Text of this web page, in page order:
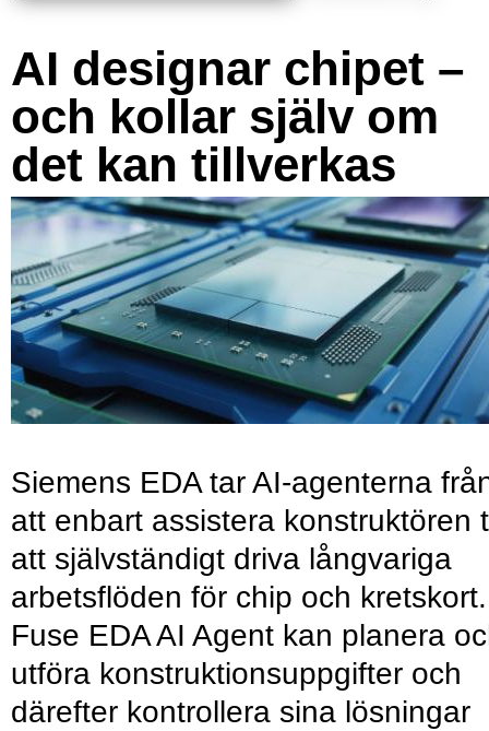
AI designar chipet –
och kollar själv om
det kan tillverkas
Siemens EDA tar AI-agenterna
att enbart assistera konstruktören
att självständigt driva långvariga
arbetsflöden för chip och kretskort.
Fuse EDA AI Agent kan planera
utföra konstruktionsuppgifter och
därefter kontrollera sina lösningar